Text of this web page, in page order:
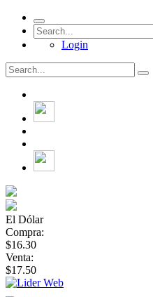
Login
El Dólar
Compra:
$16.30
Venta:
$17.50